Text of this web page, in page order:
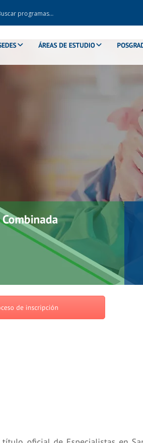
ÁREAS DE ESTUDIO
de inscripción